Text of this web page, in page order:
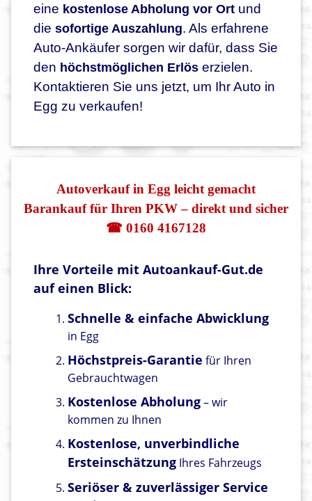
eine kostenlose Abholung vor Ort und
die sofortige Auszahlung. Als erfahrene
Auto-Ankäufer sorgen wir dafür, dass Sie
den höchstmöglichen Erlös erzielen.
Kontaktieren Sie uns jetzt, um Ihr Auto in
Egg zu verkaufen!
Autoverkauf in Egg leicht gemacht
Barankauf für Ihren PKW – direkt und sicher
☎ 0160 4167128
Ihre Vorteile mit Autoankauf-Gut.de
auf einen Blick:
Schnelle & einfache Abwicklung
in Egg
Höchstpreis-Garantie für Ihren
Gebrauchtwagen
Kostenlose Abholung– wir
kommen zu Ihnen
Kostenlose, unverbindliche
Ersteinschätzung Ihres Fahrzeugs
Seriöser & zuverlässiger Service